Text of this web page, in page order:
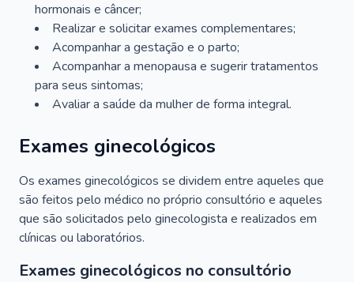
hormonais e câncer;
Realizar e solicitar exames complementares;
Acompanhar a gestação e o parto;
Acompanhar a menopausa e sugerir tratamentos
para seus sintomas;
Avaliar a saúde da mulher de forma integral.
Exames ginecológicos
Os exames ginecológicos se dividem entre aqueles que
são feitos pelo médico no próprio consultório e aqueles
que são solicitados pelo ginecologista e realizados em
clínicas ou laboratórios.
Exames ginecológicos no consultório